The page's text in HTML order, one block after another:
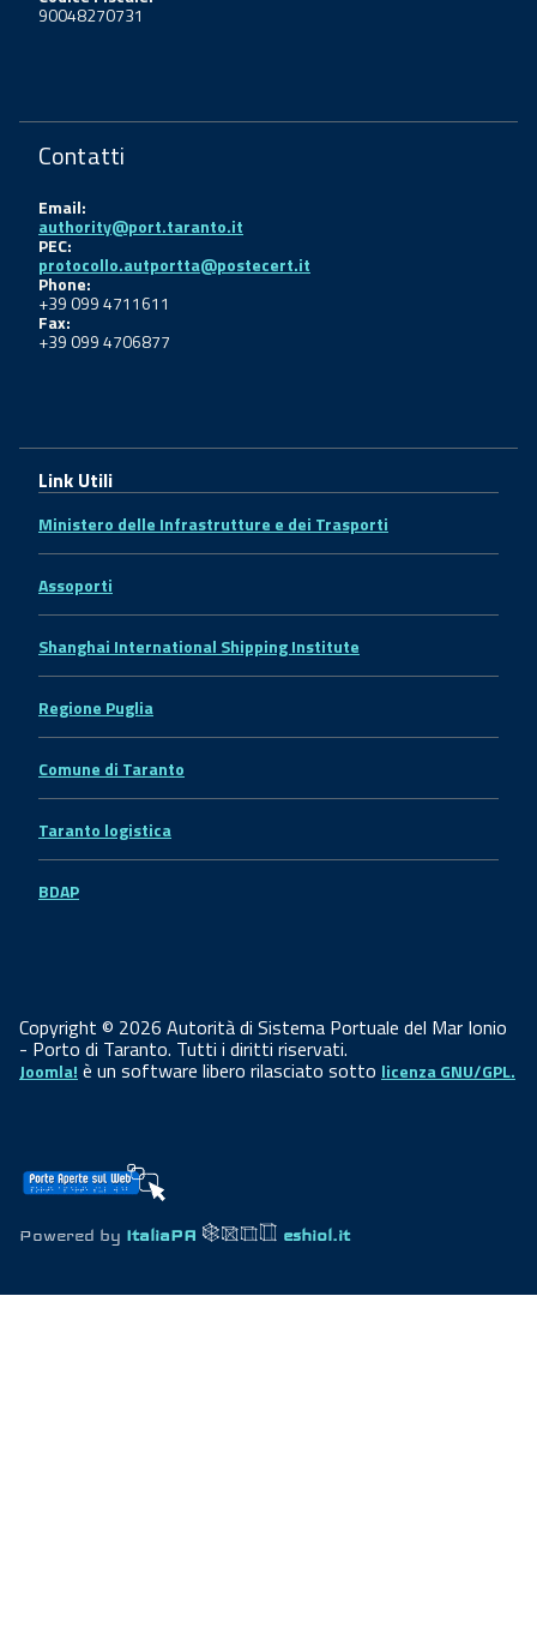
90048270731
Contatti
Email:
authority@port.taranto.it
PEC:
protocollo.autportta@postecert.it
Phone:
+39 099 4711611
Fax:
+39 099 4706877
Link Utili
Ministero delle Infrastrutture e dei Trasporti
Assoporti
Shanghai International Shipping Institute
Regione Puglia
Comune di Taranto
Taranto logistica
BDAP
Copyright © 2026 Autorità di Sistema Portuale del Mar Ionio
- Porto di Taranto. Tutti i diritti riservati.
Joomla! è un software libero rilasciato sotto licenza GNU/GPL.
Powered by ItaliaPA eshiol.it